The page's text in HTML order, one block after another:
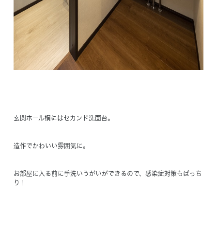
玄関ホール横にはセカンド洗面台。
造作でかわいい雰囲気に。
お部屋に入る前に手洗いうがいができるので、感染症対策もばっち
り！